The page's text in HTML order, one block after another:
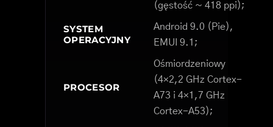
(gęstość ~ 418 ppi);
SYSTEM
OPERACYJNY
Android 9.0 (Pie),
EMUI 9.1;
PROCESOR
Ośmiordzeniowy
(4×2,2 GHz Cortex-
A73 i 4×1,7 GHz
Cortex-A53);